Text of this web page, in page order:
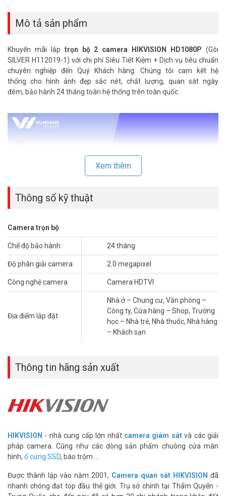
Mô tả sản phẩm
Khuyến mãi lắp trọn bộ 2 camera HIKVISION HD1080P (Gói
SILVER H112019-1) với chi phí Siêu Tiết Kiệm + Dịch vụ tiêu chuẩn
chuyên nghiệp đến Quý Khách hàng. Chúng tôi cam kết hệ
thống cho hình ảnh đẹp sắc nét, chất lượng, quan sát ngày
đêm, bảo hành 24 tháng toàn hệ thống trên toàn quốc.
Trọn bộcamera công nghệ HDTVIHIKVISION có tích hợp míc ghi
âm, truyền âm thanh trên cáp đồng trục. Giúp bạn hỗ trợ giám sát
có ghi âm trong việc quản lý nhân viên, khách hàng ở khu vực Kinh
ảnh sắc nét, với sản phẩm tinh tế, thẩm mỹ cùng chất lượng và độ
ổn định cao. Vuhoangtelecom luôn mang đến giải pháp phù hợp
cho gia đình, văn phòng, cửa hàng, nhà xưởng … với chi phí tiết
kiệm.
THÔNG TIN TRỌN BỘ 2 CAMERA
CHẤT LƯỢNG
– 02 Camera thân hồng ngoại DS-2CE16D0T-ITFS và camera bán
Có tích hợp mic ghi âm, công nghệ hồng ngoại EXIR tiết kiệm điện
năng, tuổi thọ cao.
hỗ trợ H.265+ tăng gấp 4 LẦN dung lượng lưu trữ.
– 02 Nguồn camera cao cấp: loại 12V-1.5A.
– 04 Jack nối cáp đồng truc RG6- 5C (Jack BNC + F5): Sản phẩm
– Dây cáp RG6 – 5C sẵn nguồn: Số lượng 20m mét.
– Dây cáp HDMI chuẩn 1.4: Số lượng 1 sợi, loại 1,5 mét, truyền hình
Xem thêm
Thông số kỹ thuật
Camera trọn bộ
Chế độ bảo hành 24 tháng
Độ phân giải camera 2.0 megapixel
Công nghệ camera Camera HDTVI
Địa điểm lắp đặt
Nhà ở – Chung cư, Văn phòng –
Công ty, Cửa hàng – Shop, Trường
học – Nhà trẻ, Nhà thuốc, Nhà hàng
– Khách sạn
Thông tin hãng sản xuất
HIKVISION - nhà cung cấp lớn nhất camera giám sátvà các giải
pháp camera. Cũng như các dòng sản phẩm chuông cửa màn
hình, ổ cứng SSD, báo trộm ...
Được thành lập vào năm 2001, Camera quan sát HIKVISION đã
nhanh chóng đạt top đầu thế giới. Trụ sở chính tại Thẩm Quyến -